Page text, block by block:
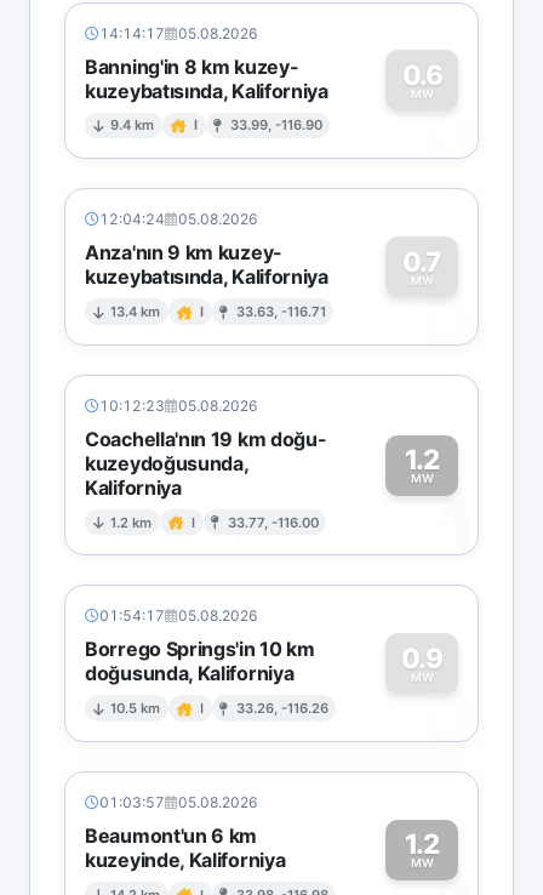
14:14:17 05.08.2026
Banning'in 8 km kuzey-
kuzeybatısında, Kaliforniya
9.4 km I 33.99, -116.90
0.6
MW
0
12:04:24 05.08.2026
Anza'nın 9 km kuzey-
kuzeybatısında, Kaliforniya
13.4 km I 33.63, -116.71
0.7
MW
0
10:12:23 05.08.2026
Coachella'nın 19 km doğu-
kuzeydoğusunda,
Kaliforniya
1.2 km I 33.77, -116.00
1.2
MW
1
01:54:17 05.08.2026
Borrego Springs'in 10 km
doğusunda, Kaliforniya
10.5 km I 33.26, -116.26
0.9
MW
0
01:03:57 05.08.2026
Beaumont'un 6 km
kuzeyinde, Kaliforniya
1.2
MW